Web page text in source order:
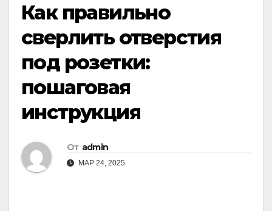
Как правильно
сверлить отверстия
под розетки:
пошаговая
инструкция
От admin
МАР 24, 2025